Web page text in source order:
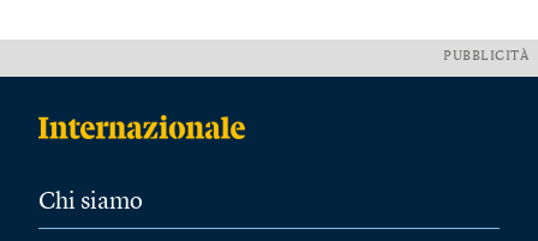
PUBBLICITÀ
Chi siamo